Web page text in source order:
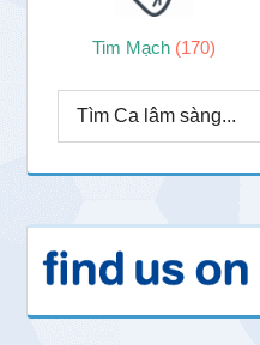
Tim Mạch (170)